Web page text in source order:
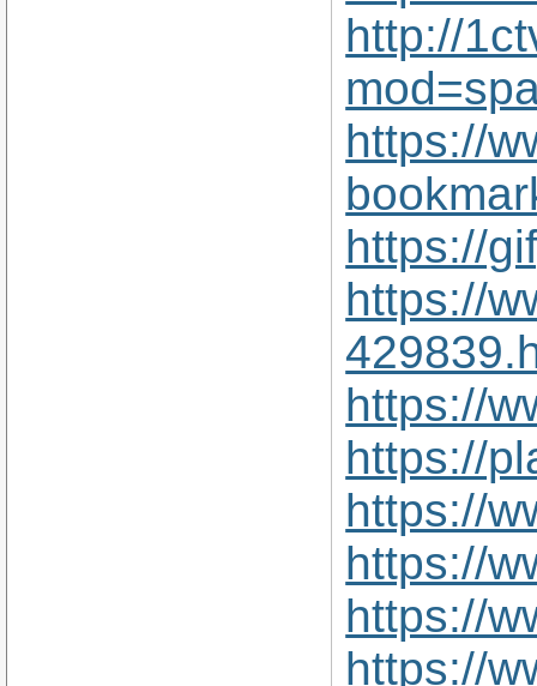
http://
https://
https://
https://
https://
https://
https://
https://
https://
https://